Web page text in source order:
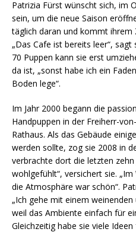
Patrizia Fürst wünscht sich, im
sein, um die neue Saison
täglich daran und kommt ihrem
„Das Cafe ist bereits leer“,
70 Puppen kann sie erst
da ist, „sonst habe ich ein
Boden lege“.
Im Jahr 2000 begann die
Handpuppen in der Freiherr-
Rathaus. Als das Gebäude
werden sollte, zog sie 2008 in
verbrachte dort die letzten zehn
wohlgefühlt“, versichert sie.
die Atmosphäre war schön“.
„Ich gehe mit einem
weil das Ambiente einfach für
Gleichzeitig habe sie viele